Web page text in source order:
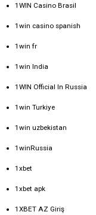
1WIN Casino Brasil
1win casino spanish
1win fr
1win India
1WIN Official In Russia
1win Turkiye
1win uzbekistan
1winRussia
1xbet
1xbet apk
1XBET AZ Giriş